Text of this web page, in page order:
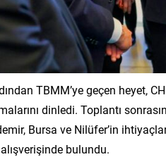
TBMM’ye geçen heyet,
dinledi. Toplantı
Bursa ve Nilüfer’in
bulundu.